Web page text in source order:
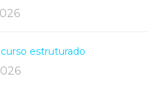
estruturado